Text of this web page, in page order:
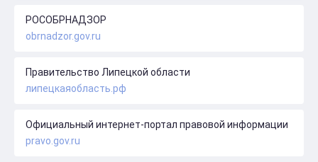
РОСОБРНАДЗОР
obrnadzor.gov.ru
Правительство Липецкой области
липецкаяобласть.рф
Официальный интернет-портал правовой информации
pravo.gov.ru